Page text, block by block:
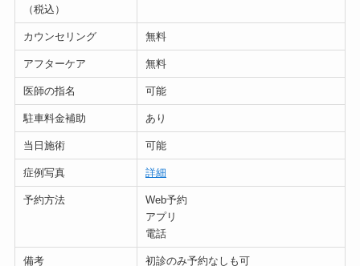
（税込）
カウンセリング 無料
アフターケア 無料
医師の指名 可能
駐車料金補助 あり
当日施術 可能
症例写真 詳細
予約方法
Web予約
アプリ
電話
備考 初診のみ予約なしも可